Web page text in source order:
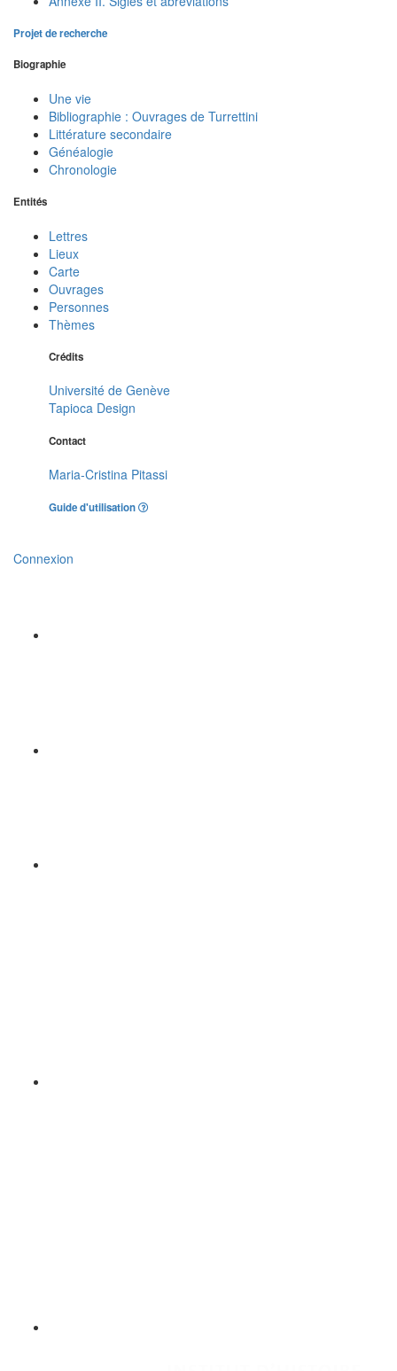
Projet de recherche
Biographie
Une vie
Bibliographie : Ouvrages de Turrettini
Littérature secondaire
Généalogie
Chronologie
Entités
Lettres
Lieux
Carte
Ouvrages
Personnes
Thèmes
Crédits
Université de Genève
Tapioca Design
Contact
Maria-Cristina Pitassi
Guide d'utilisation
Connexion